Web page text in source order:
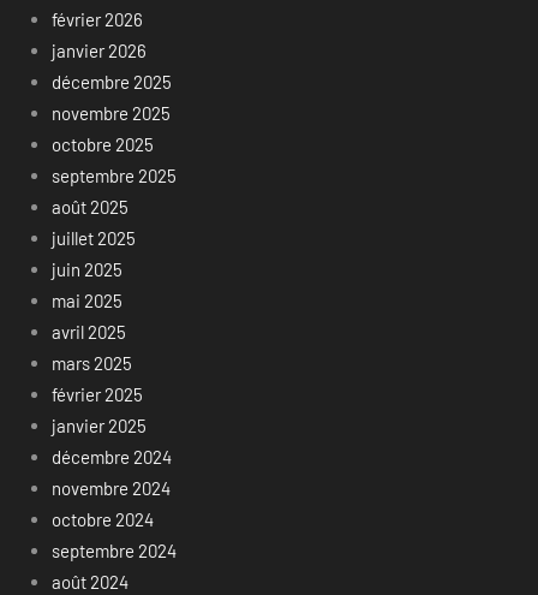
février 2026
janvier 2026
décembre 2025
novembre 2025
octobre 2025
septembre 2025
août 2025
juillet 2025
juin 2025
mai 2025
avril 2025
mars 2025
février 2025
janvier 2025
décembre 2024
novembre 2024
octobre 2024
septembre 2024
août 2024